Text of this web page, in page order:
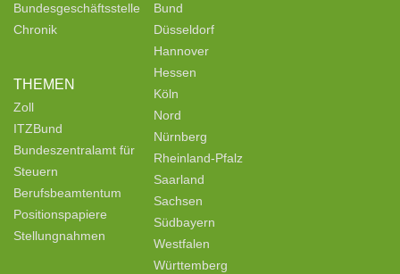
Bundesgeschäftsstelle
Chronik
THEMEN
Zoll
ITZBund
Bundeszentralamt für
Steuern
Berufsbeamtentum
Positionspapiere
Stellungnahmen
Bund
Düsseldorf
Hannover
Hessen
Köln
Nord
Nürnberg
Rheinland-Pfalz
Saarland
Sachsen
Südbayern
Westfalen
Württemberg